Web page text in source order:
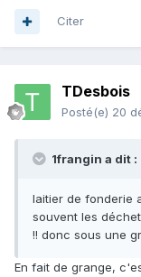
Citer
TDesbois
Posté(e) 20
1frangin a dit :
laitier de fonderie
souvent les
!! donc sous une
En fait de grange,